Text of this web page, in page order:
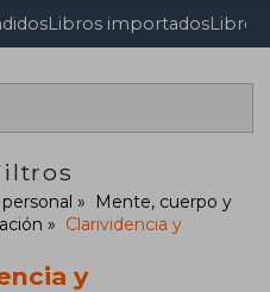
Libros importadosLibros
Mente, cuerpo y
Clarividencia y
y